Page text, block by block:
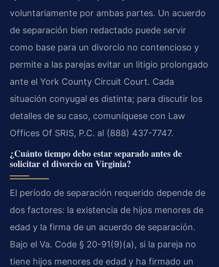
voluntariamente por ambas partes. Un acuerdo
de separación bien redactado puede servir
como base para un divorcio no contencioso y
permite a las parejas evitar un litigio prolongado
ante el York County Circuit Court. Cada
situación conyugal es distinta; para discutir los
detalles de su caso, comuníquese con Law
Offices Of SRIS, P.C. al (888) 437-7747.
¿Cuánto tiempo debo estar separado antes de
solicitar el divorcio en Virginia?
El período de separación requerido depende de
dos factores: la existencia de hijos menores de
edad y la firma de un acuerdo de separación.
Bajo el Va. Code § 20-91(9)(a), si la pareja no
tiene hijos menores de edad y ha firmado un